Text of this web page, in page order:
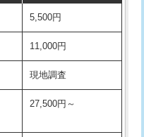
55,000円
+11,000円
22,000円+材料費
5,500円
11,000円
現地調査
27,500円～